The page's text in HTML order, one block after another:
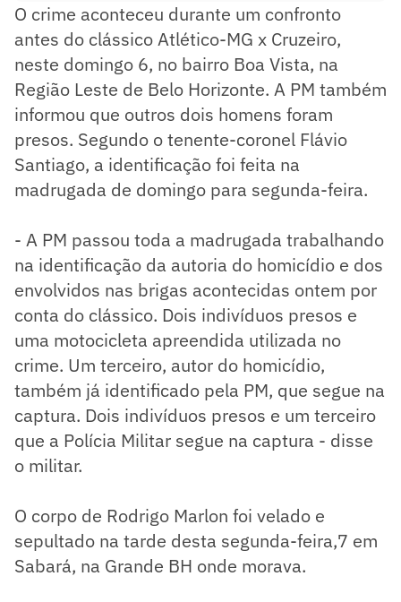
O crime aconteceu durante um confronto
antes do clássico Atlético-MG x Cruzeiro,
neste domingo 6, no bairro Boa Vista, na
Região Leste de Belo Horizonte. A PM também
informou que outros dois homens foram
presos. Segundo o tenente-coronel Flávio
Santiago, a identificação foi feita na
madrugada de domingo para segunda-feira.
- A PM passou toda a madrugada trabalhando
na identificação da autoria do homicídio e dos
envolvidos nas brigas acontecidas ontem por
conta do clássico. Dois indivíduos presos e
uma motocicleta apreendida utilizada no
crime. Um terceiro, autor do homicídio,
também já identificado pela PM, que segue na
captura. Dois indivíduos presos e um terceiro
que a Polícia Militar segue na captura - disse
o militar.
O corpo de Rodrigo Marlon foi velado e
sepultado na tarde desta segunda-feira,7 em
Sabará, na Grande BH onde morava.